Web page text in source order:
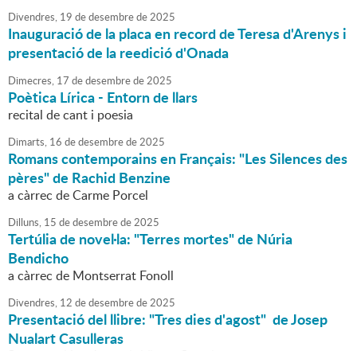
Divendres, 19 dedesembrede2025
Inauguració de la placa en record de Teresa d'Arenys i
presentació de la reedició d'Onada
Dimecres, 17 dedesembrede2025
Poètica Lírica - Entorn de llars
recital de cant i poesia
Dimarts, 16 dedesembrede2025
Romans contemporains en Français: "Les Silences des
pères" de Rachid Benzine
a càrrec de Carme Porcel
Dilluns, 15 dedesembrede2025
Tertúlia de novel·la: "Terres mortes" de Núria
Bendicho
a càrrec de Montserrat Fonoll
Divendres, 12 dedesembrede2025
Presentació del llibre: "Tres dies d'agost" de Josep
Nualart Casulleras